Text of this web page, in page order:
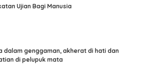
Ujian Bagi Manusia
dalam genggaman, akherat di hati dan
di pelupuk mata